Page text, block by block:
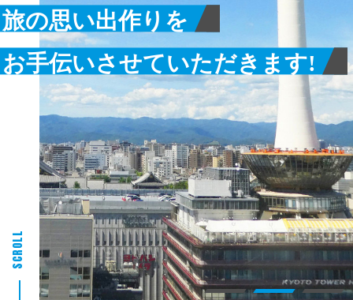
旅の思い出作りを
お手伝いさせていただきます!
SCROLL